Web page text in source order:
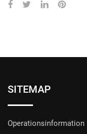
SITEMAP
Operationsinformation